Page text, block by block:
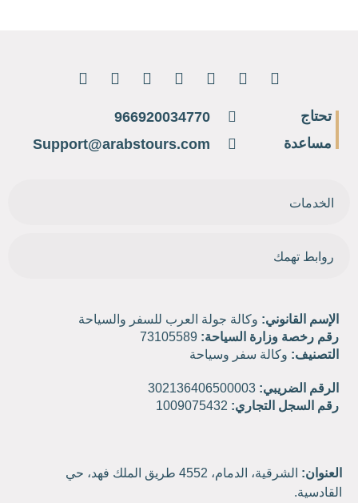
تحتاج
مساعدة
966920034770
Support@arabstours.com
الخدمات
روابط تهمك
الإسم القانوني: وكالة جولة العرب للسفر والسياحة
رقم رخصة وزارة السياحة:
التصنيف: وكالة سفر وسياحة
الرقم الضريبي:
رقم السجل التجاري:
العنوان:
الشرقية، الدمام، 4552 طريق الملك فهد، حي
القادسية.